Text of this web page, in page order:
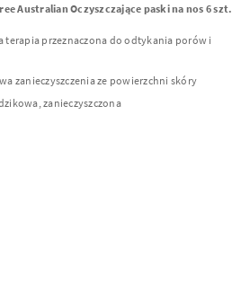
Australian Oczyszczające paski na nos 6 szt.
terapia przeznaczona do odtykania porów i
zanieczyszczenia ze powierzchni skóry
zanieczyszczona